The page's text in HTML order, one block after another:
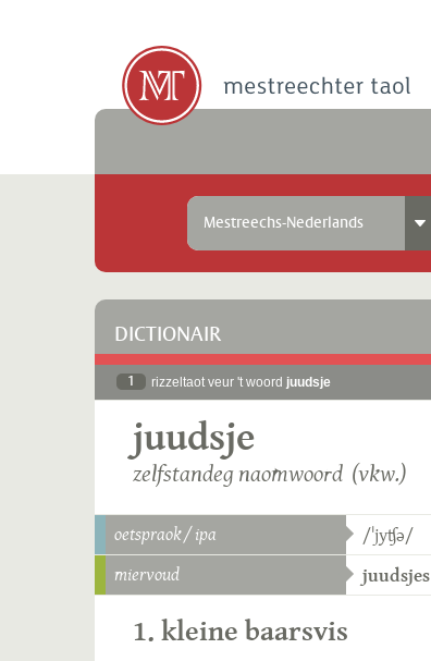
Mestreechs-Nederlands
DICTIONAIR
1 rizzeltaot veur 't woord juudsje
juudsje
zelfstandeg naomwoord (vkw.)
oetspraok / ipa /ˈjyʧə/
miervoud juudsjes
1. kleine baarsvis